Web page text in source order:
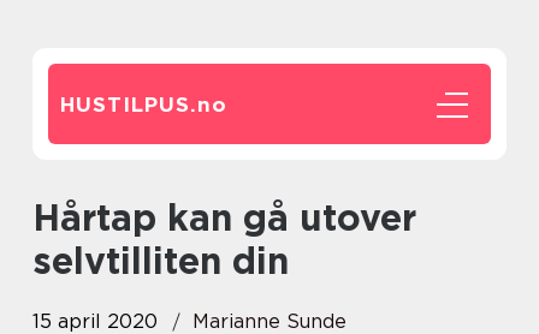
HUSTILPUS.no
Hårtap kan gå utover
selvtilliten din
15 april 2020
Marianne Sunde